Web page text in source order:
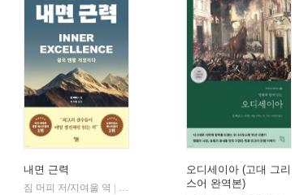
자음과모음
내면 근력
짐 머피 저/지여울 역
윌북(willbook)
오디세이아 (고대 그리
스어 완역본)